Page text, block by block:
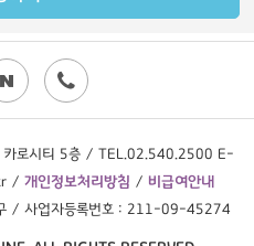
카로시티 5층 / TEL.02.540.2500 E-
/ 개인정보처리방침 / 비급여안내
/ 사업자등록번호 : 211-09-45274